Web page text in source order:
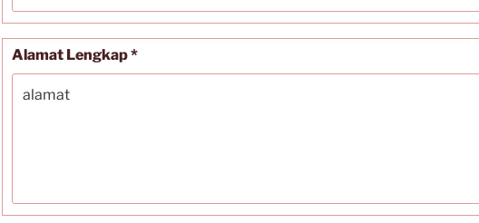
Alamat Lengkap *